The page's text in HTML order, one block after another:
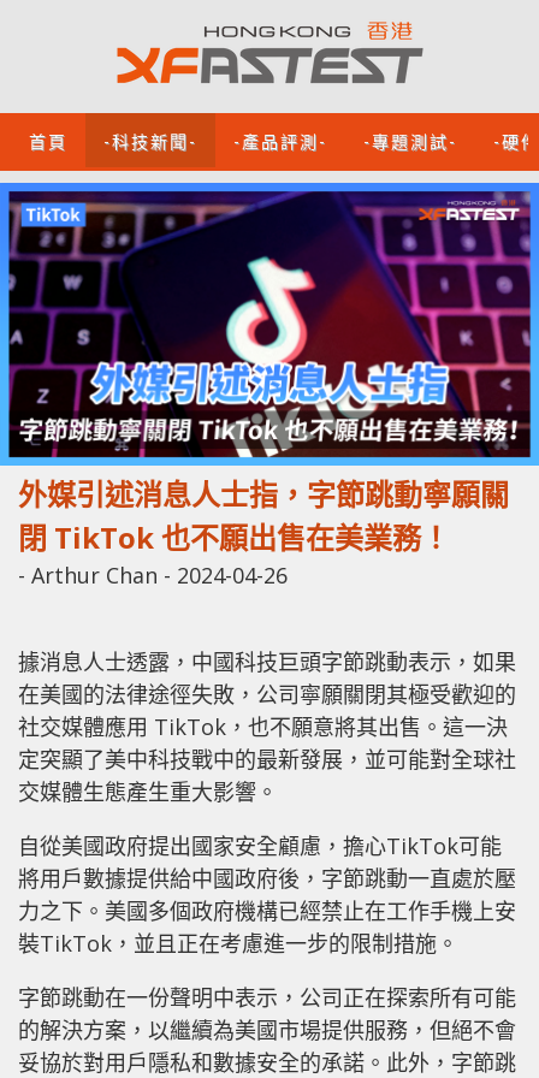
首頁 -科技新聞- -產品評測- -專題測試- -硬
外媒引述消息人士指，字節跳動寧願關
閉 TikTok 也不願出售在美業務！
- Arthur Chan - 2024-04-26
據消息人士透露，中國科技巨頭字節跳動表示，如果
在美國的法律途徑失敗，公司寧願關閉其極受歡迎的
社交媒體應用 TikTok，也不願意將其出售。這一決
定突顯了美中科技戰中的最新發展，並可能對全球社
交媒體生態產生重大影響。
自從美國政府提出國家安全顧慮，擔心TikTok可能
將用戶數據提供給中國政府後，字節跳動一直處於壓
力之下。美國多個政府機構已經禁止在工作手機上安
裝TikTok，並且正在考慮進一步的限制措施。
字節跳動在一份聲明中表示，公司正在探索所有可能
的解決方案，以繼續為美國市場提供服務，但絕不會
妥協於對用戶隱私和數據安全的承諾。此外，字節跳